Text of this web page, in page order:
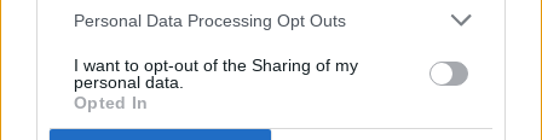
This information may also be disclosed by us to third parties
disclose it to other third parties.
Personal Data Processing Opt Outs
I want to opt-out of the Sharing of my
personal data.
Opted In